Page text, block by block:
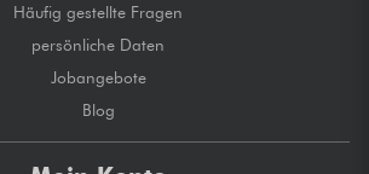
Häufig gestellte Fragen
persönliche Daten
Jobangebote
Blog